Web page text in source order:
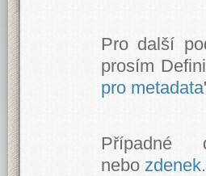
Pro další
prosím
pro metadata
nebo